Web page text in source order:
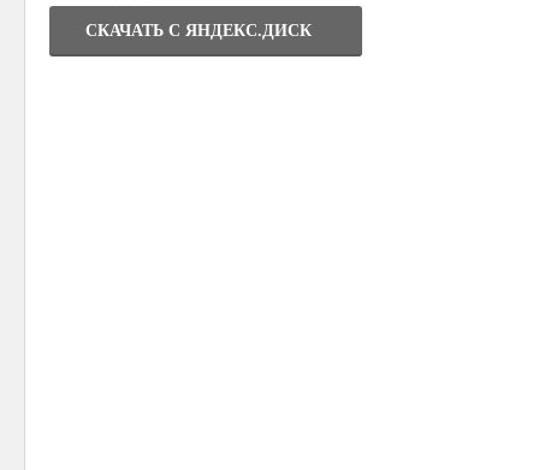
СКАЧАТЬ C ЯНДЕКС.ДИСК